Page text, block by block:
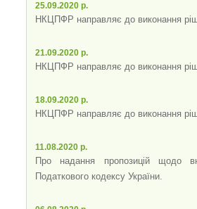
25.09.2020 р.
НКЦПФР направляє до виконання
21.09.2020 р.
НКЦПФР направляє до виконання
18.09.2020 р.
НКЦПФР направляє до виконання
11.08.2020 р.
Про надання пропозицій щодо
Податкового кодексу України.